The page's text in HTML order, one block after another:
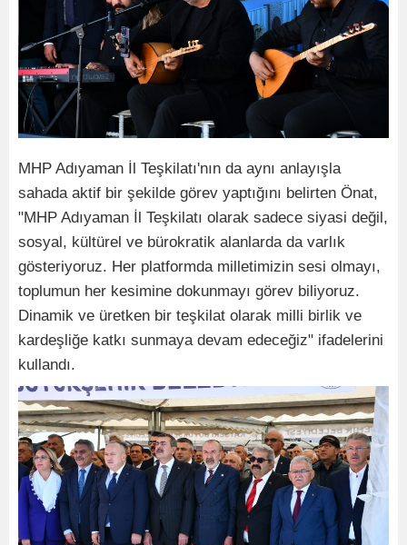
MHP Adıyaman İl Teşkilatı'nın da aynı anlayışla
sahada aktif bir şekilde görev yaptığını belirten Önat,
"MHP Adıyaman İl Teşkilatı olarak sadece siyasi değil,
sosyal, kültürel ve bürokratik alanlarda da varlık
gösteriyoruz. Her platformda milletimizin sesi olmayı,
toplumun her kesimine dokunmayı görev biliyoruz.
Dinamik ve üretken bir teşkilat olarak milli birlik ve
kardeşliğe katkı sunmaya devam edeceğiz" ifadelerini
kullandı.